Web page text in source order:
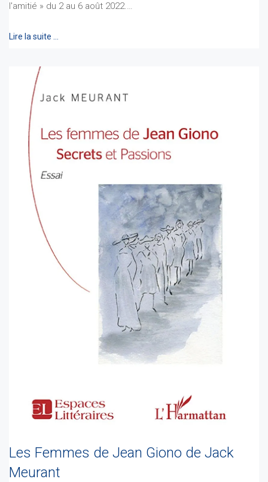
l'amitié » du 2 au 6 août 2022.…
Lire la suite …
Les Femmes de Jean Giono de Jack
Meurant